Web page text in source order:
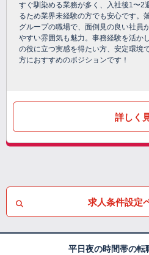
すぐ馴染める業務が多く、入社後1〜2
るため業界未経験の方でも安心です。
グループの職場で、面倒見の良い社員
やすい雰囲気も魅力。事務経験を活か
の役に立つ実感を得たい方、安定環境
方におすすめのポジションです！
詳しく
求人条件設定
平日夜の時間帯の転